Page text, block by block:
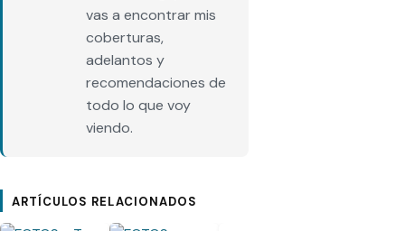
vas a encontrar mis
coberturas,
adelantos y
recomendaciones de
todo lo que voy
viendo.
ARTÍCULOS RELACIONADOS